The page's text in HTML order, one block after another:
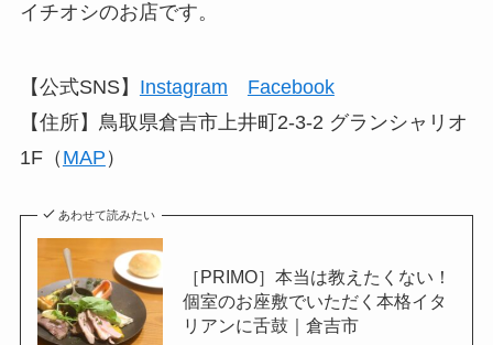
イチオシのお店です。
【公式SNS】 Instagram
Facebook
【住所】鳥取県倉吉市上井町2-3-2 グランシャリオ
1F（ MAP ）
あわせて読みたい
［PRIMO］本当は教えたくない！
個室のお座敷でいただく本格イタ
リアンに舌鼓｜倉吉市